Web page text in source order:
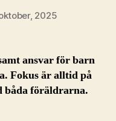
2025
ansvar för barn
Fokus är alltid på
båda föräldrarna.